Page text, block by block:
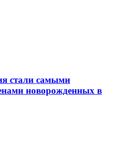
стали самыми
новорожденных в